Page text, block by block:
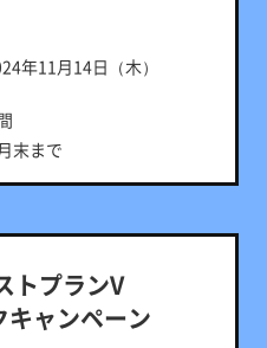
年11月14日（木）
末まで
）の場合＞
合＞
の翌月から3カ月間
トプランV
ャンペーン